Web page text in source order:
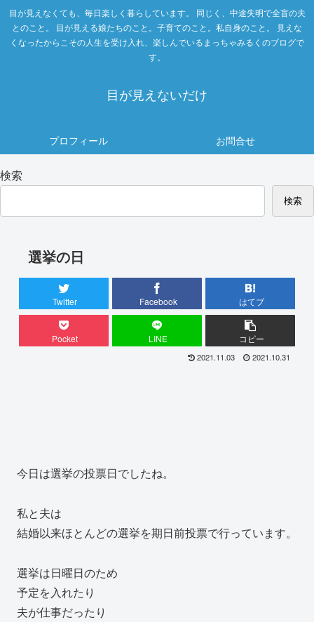
目が見えなくても、毎日楽しく暮らしています。 同じく、中途失明で全盲の夫
とのこと。 目が見える娘たちのこと。子育てのこと。私自身のこと。 見えな
くなったからこその人生を受け入れ、楽しんでいるまっちゃみるくのブログで
す。
目が見えないだけ
プロフィール お問合せ
検索
検索
選挙の日
Twitter Facebook はてブ
Pocket LINE コピー
2021.11.03 2021.10.31
今日は選挙の投票日でしたね。
私と夫は
結婚以来ほとんどの選挙を期日前投票で行っています。
選挙は日曜日のため
予定を入れたり
夫が仕事だったり